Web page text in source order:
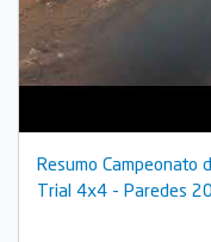
Resumo Campeonato
Trial 4x4 - Paredes